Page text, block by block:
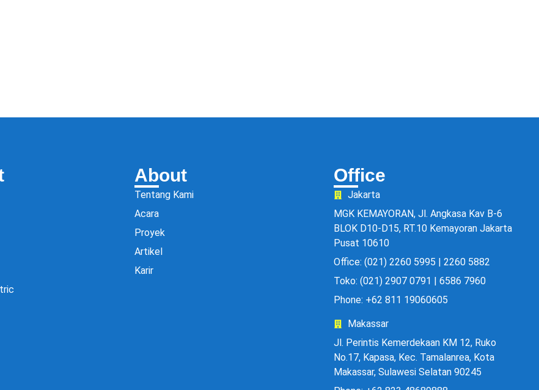
About
Tentang Kami
Acara
Proyek
Artikel
Karir
Office
Jakarta
MGK KEMAYORAN, Jl. Angkasa Kav B-6
BLOK D10-D15, RT.10 Kemayoran Jakarta
Pusat 10610
Office: (021) 2260 5995 | 2260 5882
Toko: (021) 2907 0791 | 6586 7960
Phone: +62 811 19060605
Makassar
Jl. Perintis Kemerdekaan KM 12, Ruko
No.17, Kapasa, Kec. Tamalanrea, Kota
Makassar, Sulawesi Selatan 90245